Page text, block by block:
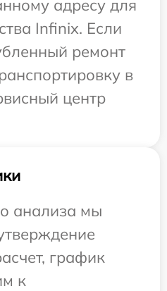
адресу для
Infinix. Если
ремонт
в
центр
анализа мы
график
к